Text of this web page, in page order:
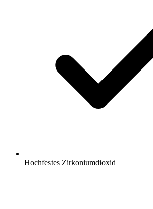
Hochfestes Zirkoniumdioxid